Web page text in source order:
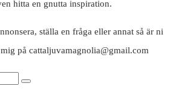
hitta en gnutta inspiration.
ställa en fråga eller annat så är ni
på cattaljuvamagnolia@gmail.com